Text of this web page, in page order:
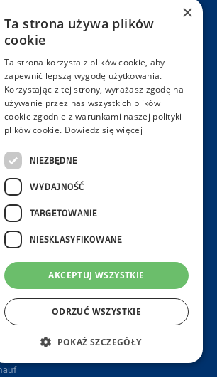
faktur Programu Knauf Profit
Mantis
programu, każdy Uczestnik staje się
Knauf Profit, dla której
jakości prac remontowo-
zawodowym motto.
najwyższej jakości materiały,
możesz wymieniać na atrakcyjne
narzędzia budowlane znanych
podarunkowe do sklepów oraz
budowlane marki Knauf.
×
Ta strona używa plików
cookie
Ta strona korzysta z plików cookie, aby
zapewnić lepszą wygodę użytkowania.
Korzystając z tej strony, wyrażasz zgodę na
używanie przez nas wszystkich plików
cookie zgodnie z warunkami naszej polityki
plików cookie. Dowiedz się więcej
NIEZBĘDNE
WYDAJNOŚĆ
TARGETOWANIE
NIESKLASYFIKOWANE
AKCEPTUJ WSZYSTKIE
ODRZUĆ WSZYSTKIE
POKAŻ SZCZEGÓŁY